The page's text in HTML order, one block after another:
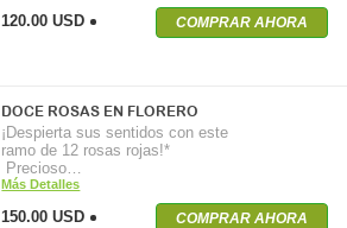
120.00 USD COMPRAR AHORA
DOCE ROSAS EN FLORERO
¡Despierta sus sentidos con este
ramo de 12 rosas rojas!*
Precioso…
Más Detalles
150.00 USD COMPRAR AHORA